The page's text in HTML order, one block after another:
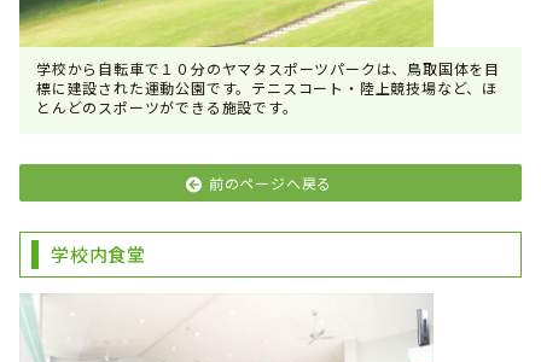
学校から自転車で１０分のヤマタスポーツパークは、鳥取国体を目
標に建設された運動公園です。テニスコート・陸上競技場など、ほ
とんどのスポーツができる施設です。
前のページへ戻る
学校内食堂